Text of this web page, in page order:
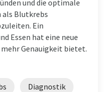
und die optimale
als Blutkrebs
Ein
Essen hat eine neue
Genauigkeit bietet.
Diagnostik